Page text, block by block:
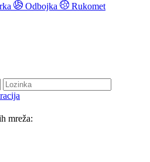
Odbojka
Rukomet
mreža: